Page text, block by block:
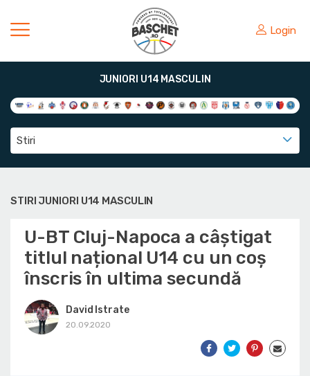
Login
JUNIORI U14 MASCULIN
Stiri
STIRI JUNIORI U14 MASCULIN
U-BT Cluj-Napoca a câștigat
titlul național U14 cu un coș
înscris în ultima secundă
David Istrate
20.09.2020